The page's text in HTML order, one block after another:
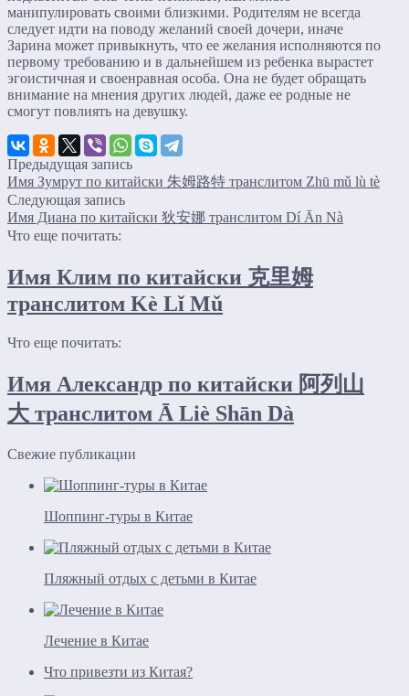
манипулировать своими близкими. Родителям не всегда
следует идти на поводу желаний своей дочери, иначе
Зарина может привыкнуть, что ее желания исполняются по
первому требованию и в дальнейшем из ребенка вырастет
эгоистичная и своенравная особа. Она не будет обращать
внимание на мнения других людей, даже ее родные не
смогут повлиять на девушку.
Предыдущая запись
Имя Зумрут по китайски 朱姆路特 транслитом Zhū mǔ lù tè
Следующая запись
Имя Диана по китайски 狄安娜 транслитом Dí Ān Nà
Что еще почитать:
Имя Клим по китайски 克里姆
транслитом Kè Lǐ Mǔ
Что еще почитать:
Имя Александр по китайски 阿列山
大 транслитом Ā Liè Shān Dà
Свежие публикации
Шоппинг-туры в Китае
Пляжный отдых с детьми в Китае
Лечение в Китае
Что привезти из Китая?